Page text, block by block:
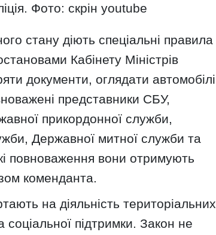
Фото: скрін youtube
стану діють спеціальні правила
Кабінету Міністрів
документи, оглядати автомобілі
представники СБУ,
прикордонної служби,
Державної митної служби та
повноваження вони отримують
коменданта.
на діяльність територіальних
соціальної підтримки. Закон не